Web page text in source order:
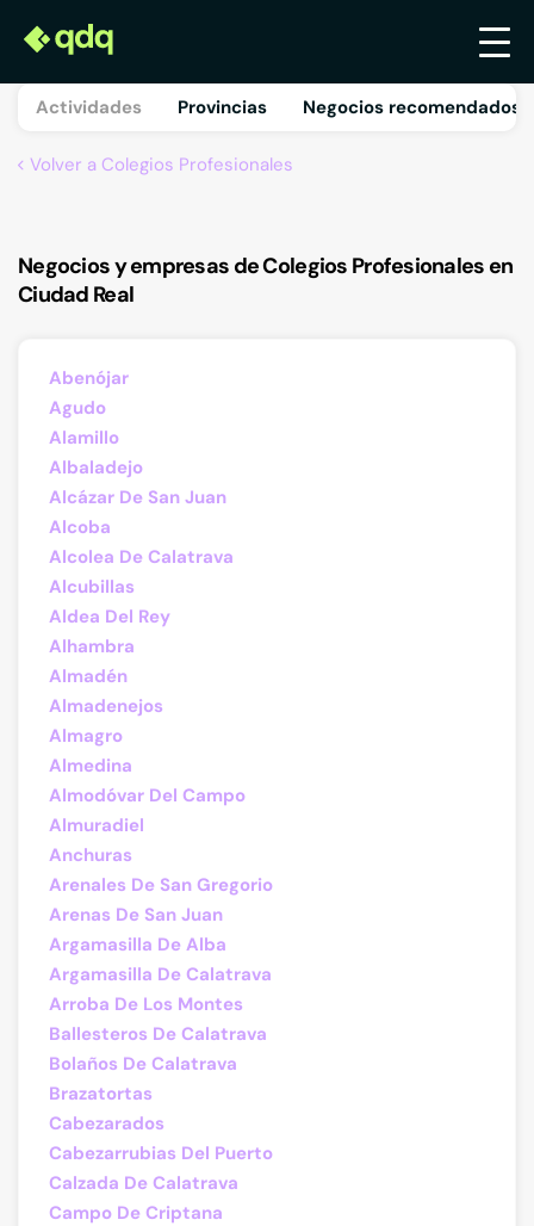
Actividades Provincias Negocios recomendados
Volver a Colegios Profesionales
Negocios y empresas de Colegios Profesionales en
Ciudad Real
Abenójar
Agudo
Alamillo
Albaladejo
Alcázar De San Juan
Alcoba
Alcolea De Calatrava
Alcubillas
Aldea Del Rey
Alhambra
Almadén
Almadenejos
Almagro
Almedina
Almodóvar Del Campo
Almuradiel
Anchuras
Arenales De San Gregorio
Arenas De San Juan
Argamasilla De Alba
Argamasilla De Calatrava
Arroba De Los Montes
Ballesteros De Calatrava
Bolaños De Calatrava
Brazatortas
Cabezarados
Cabezarrubias Del Puerto
Calzada De Calatrava
Campo De Criptana